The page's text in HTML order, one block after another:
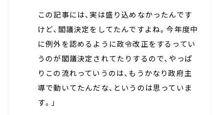
この記事には、実は盛り込めなかったんです
けど、閣議決定をしてたんですよね。今年度中
に例外を認めるように政令改正をするってい
うのが閣議決定されてたりするので、やっぱ
りこの流れっていうのは、もうかなり政府主
導で動いてたんだな、というのは思っていま
す。」